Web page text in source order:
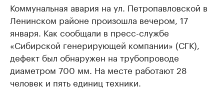
Коммунальная авария на ул. Петропавловской в
Ленинском районе произошла вечером, 17
января. Как сообщали в пресс-службе
«Сибирской генерирующей компании» (СГК),
дефект был обнаружен на трубопроводе
диаметром 700 мм. На месте работают 28
человек и пять единиц техники.